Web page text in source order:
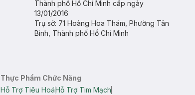
Thành phố Hồ Chí Minh cấp ngày
13/01/2016
Trụ sở: 71 Hoàng Hoa Thám, Phường Tân
Bình, Thành phố Hồ Chí Minh
Thực Phẩm Chức Năng
Hỗ Trợ Tiêu HoáHỗ Trợ Tim Mạch